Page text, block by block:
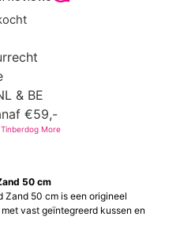
& BE
€59,-
,Tinberdog More
50 cm
Zand 50 cm is een origineel
vast geïntegreerd kussen en